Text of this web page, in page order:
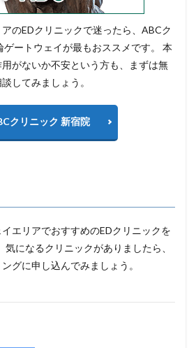
のEDクリニックで迷ったら、ABCク
ゲートウェイが最もおススメです。 本
がないか不安という方も、まずは無
してみましょう。
クリニック 新宿院
エリアでおすすめのEDクリニックを
になるクリニックがありましたら、
グに申し込んでみましょう。